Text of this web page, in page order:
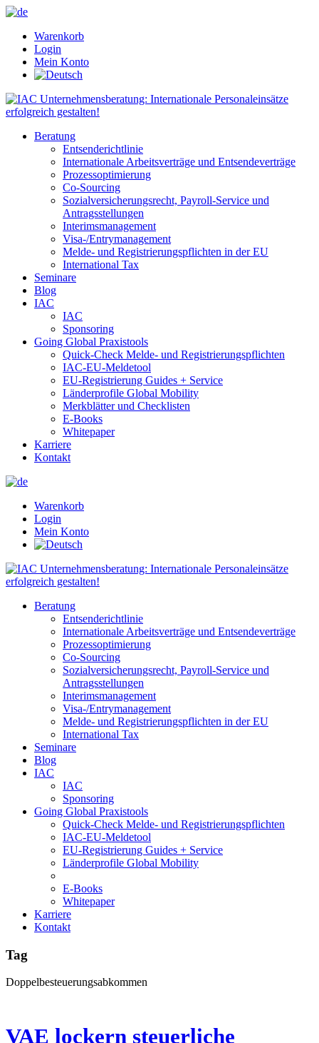
Warenkorb
Login
Mein Konto
Beratung
Entsenderichtlinie
Internationale Arbeitsverträge und Entsendeverträge
Prozessoptimierung
Co-Sourcing
Sozialversicherungsrecht, Payroll-Service und
Antragsstellungen
Interimsmanagement
Visa-/Entrymanagement
Melde- und Registrierungspflichten in der EU
International Tax
Seminare
Blog
IAC
IAC
Sponsoring
Going Global Praxistools
Quick-Check Melde- und Registrierungspflichten
IAC-EU-Meldetool
EU-Registrierung Guides + Service
Länderprofile Global Mobility
Merkblätter und Checklisten
E-Books
Whitepaper
Karriere
Kontakt
Warenkorb
Login
Mein Konto
Beratung
Entsenderichtlinie
Internationale Arbeitsverträge und Entsendeverträge
Prozessoptimierung
Co-Sourcing
Sozialversicherungsrecht, Payroll-Service und
Antragsstellungen
Interimsmanagement
Visa-/Entrymanagement
Melde- und Registrierungspflichten in der EU
International Tax
Seminare
Blog
IAC
IAC
Sponsoring
Going Global Praxistools
Quick-Check Melde- und Registrierungspflichten
IAC-EU-Meldetool
EU-Registrierung Guides + Service
Länderprofile Global Mobility
E-Books
Whitepaper
Karriere
Kontakt
Tag
Doppelbesteuerungsabkommen
VAE lockern steuerliche